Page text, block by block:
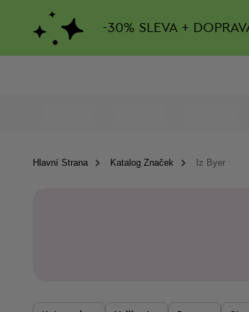
-30% SLEVA +
Hlavní Strana Katalog Značek Iz Byer